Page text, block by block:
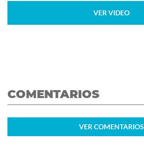
VER VIDEO
COMENTARIOS
VER COMENTARIOS